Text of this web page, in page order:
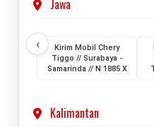
Jawa
‹
Kirim Mobil Chery
Tiggo // Surabaya -
Samarinda // N 1885 X
Kalimantan